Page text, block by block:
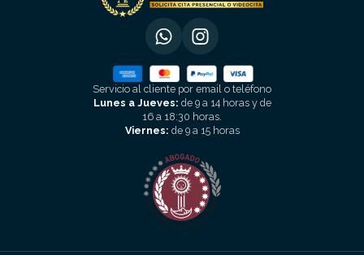
Servicio al cliente por email o teléfono
Lunes a Jueves: de 9 a 14 horas y de
16 a 18:30 horas.
Viernes: de 9 a 15 horas